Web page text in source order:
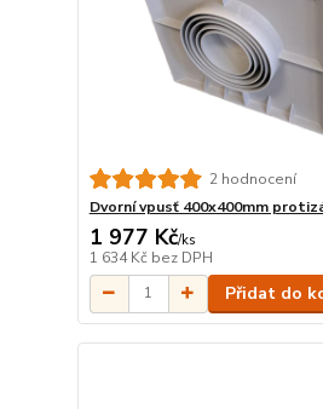
2 hodnocení
Dvorní vpusť 400x400mm
1 977 Kč/ks
1 634 Kč bez DPH
Přidat do